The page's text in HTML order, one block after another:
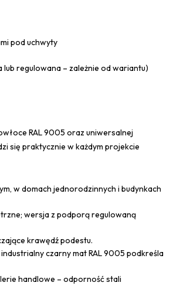
pod uchwyty
regulowana – zależnie od wariantu)
RAL 9005 oraz uniwersalnej
się praktycznie w każdym projekcie
w domach jednorodzinnych i budynkach
wersja z podporą regulowaną
krawędź podestu.
czarny mat RAL 9005 podkreśla
handlowe – odporność stali